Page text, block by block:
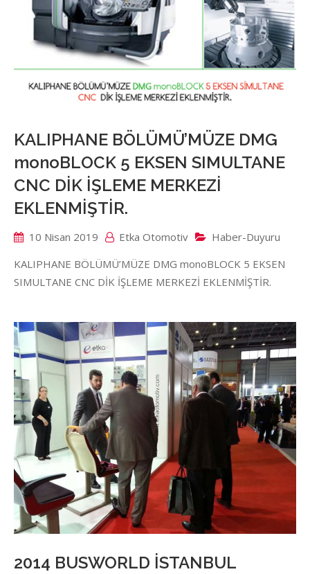
KALIPHANE BÖLÜMÜ’MÜZE DMG
monoBLOCK 5 EKSEN SIMULTANE
CNC DİK İŞLEME MERKEZİ
EKLENMİŞTİR.
10 Nisan 2019 Etka Otomotiv
Haber-Duyuru
KALIPHANE BÖLÜMÜ’MÜZE DMG monoBLOCK 5 EKSEN
SIMULTANE CNC DİK İŞLEME MERKEZİ EKLENMİŞTİR.
2014 BUSWORLD İSTANBUL